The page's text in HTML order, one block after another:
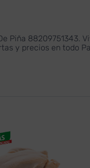
Piña 88209751343.
y precios en todo